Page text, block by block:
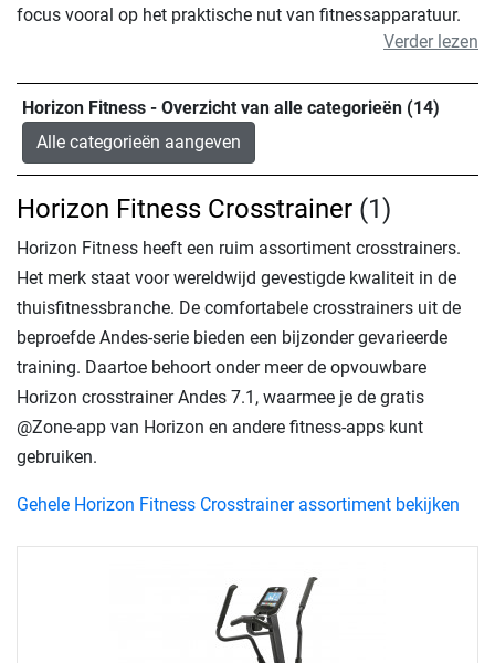
focus vooral op het praktische nut van fitnessapparatuur.
Verder lezen
Horizon Fitness - Overzicht van alle categorieën (14)
Alle categorieën aangeven
Horizon Fitness Crosstrainer (1)
Horizon Fitness heeft een ruim assortiment crosstrainers.
Het merk staat voor wereldwijd gevestigde kwaliteit in de
thuisfitnessbranche. De comfortabele crosstrainers uit de
beproefde Andes-serie bieden een bijzonder gevarieerde
training. Daartoe behoort onder meer de opvouwbare
Horizon crosstrainer Andes 7.1, waarmee je de gratis
@Zone-app van Horizon en andere fitness-apps kunt
gebruiken.
Gehele Horizon Fitness Crosstrainer assortiment bekijken